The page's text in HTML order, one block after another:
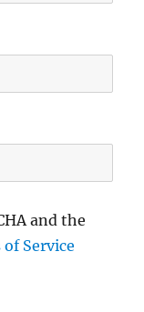
and the
Service